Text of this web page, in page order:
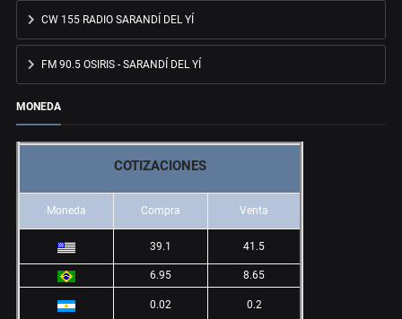
CW 155 RADIO SARANDÍ DEL YÍ
FM 90.5 OSIRIS - SARANDÍ DEL YÍ
MONEDA
COTIZACIONES
Moneda Compra Venta
39.1 41.5
6.95 8.65
0.02 0.2